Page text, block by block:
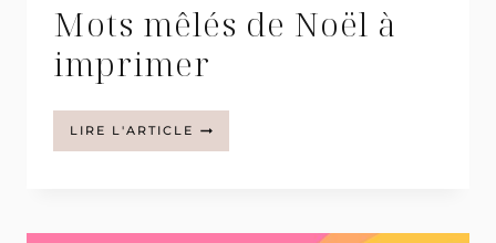
Mots mêlés de Noël à
imprimer
LIRE L'ARTICLE MOTS
MÊLÉS